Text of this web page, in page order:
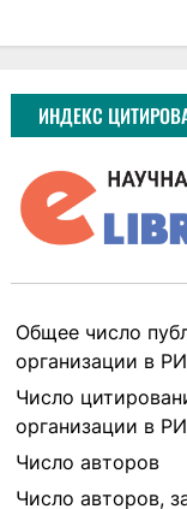
ИНДЕКС
Общее число
организации в
Число
организации в
Число авторов
Число авторов,